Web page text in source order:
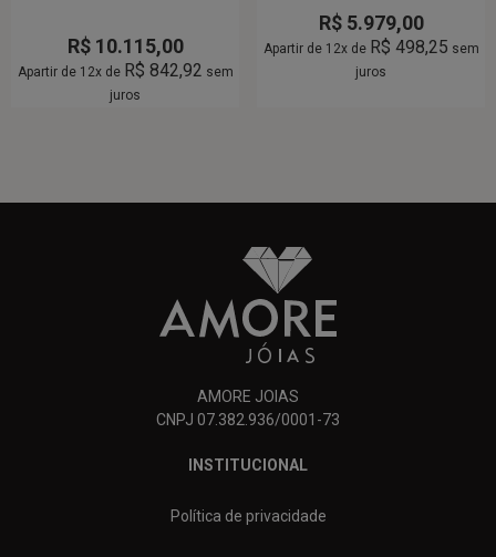
R$10.115,00
Apartir de 12x de R$ 842,92 sem
juros
R$5.979,00
Apartir de 12x de R$ 498,25 sem
juros
AMORE JOIAS
CNPJ 07.382.936/0001-73
INSTITUCIONAL
Política de privacidade